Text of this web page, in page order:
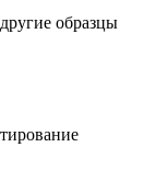
образцы